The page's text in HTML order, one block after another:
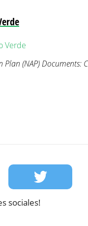
Verde
(NAP) Documents:
sociales!